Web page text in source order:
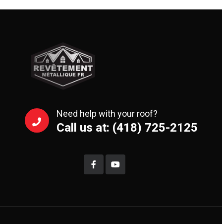
Need help with your roof?
Call us at: (418) 725-2125